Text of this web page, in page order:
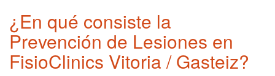
¿En qué consiste la
Prevención de Lesiones en
FisioClinics Vitoria / Gasteiz?